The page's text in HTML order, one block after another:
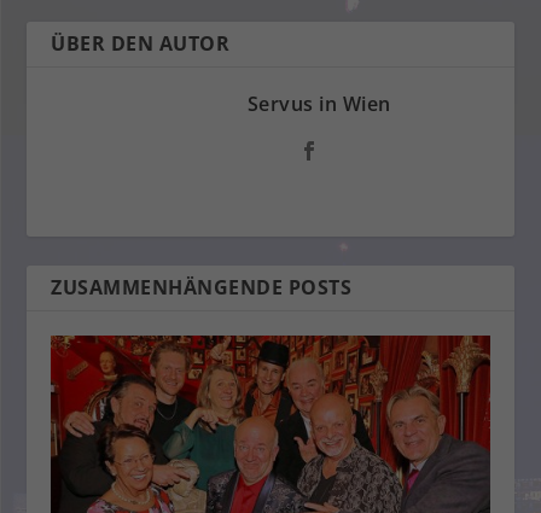
ÜBER DEN AUTOR
Servus in Wien
ZUSAMMENHÄNGENDE POSTS